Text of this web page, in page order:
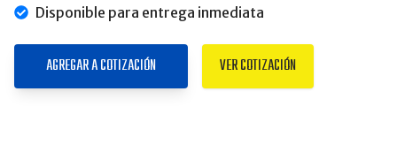
Disponible para entrega inmediata
AGREGAR A COTIZACIÓN VER COTIZACIÓN